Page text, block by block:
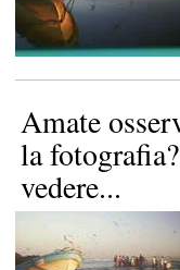
Amate
la
vedere...